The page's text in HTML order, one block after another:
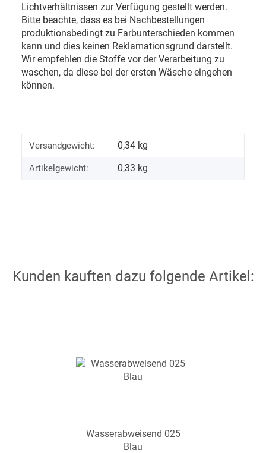
Lichtverhältnissen zur Verfügung gestellt werden.
Bitte beachte, dass es bei Nachbestellungen
produktionsbedingt zu Farbunterschieden kommen
kann und dies keinen Reklamationsgrund darstellt.
Wir empfehlen die Stoffe vor der Verarbeitung zu
waschen, da diese bei der ersten Wäsche eingehen
können.
Versandgewicht: 0,34 kg
Artikelgewicht: 0,33 kg
Kunden kauften dazu folgende Artikel:
Wasserabweisend 025
Blau